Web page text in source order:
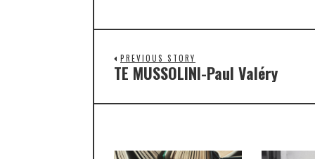
PREVIOUS STORY
TE MUSSOLINI-Paul Valéry